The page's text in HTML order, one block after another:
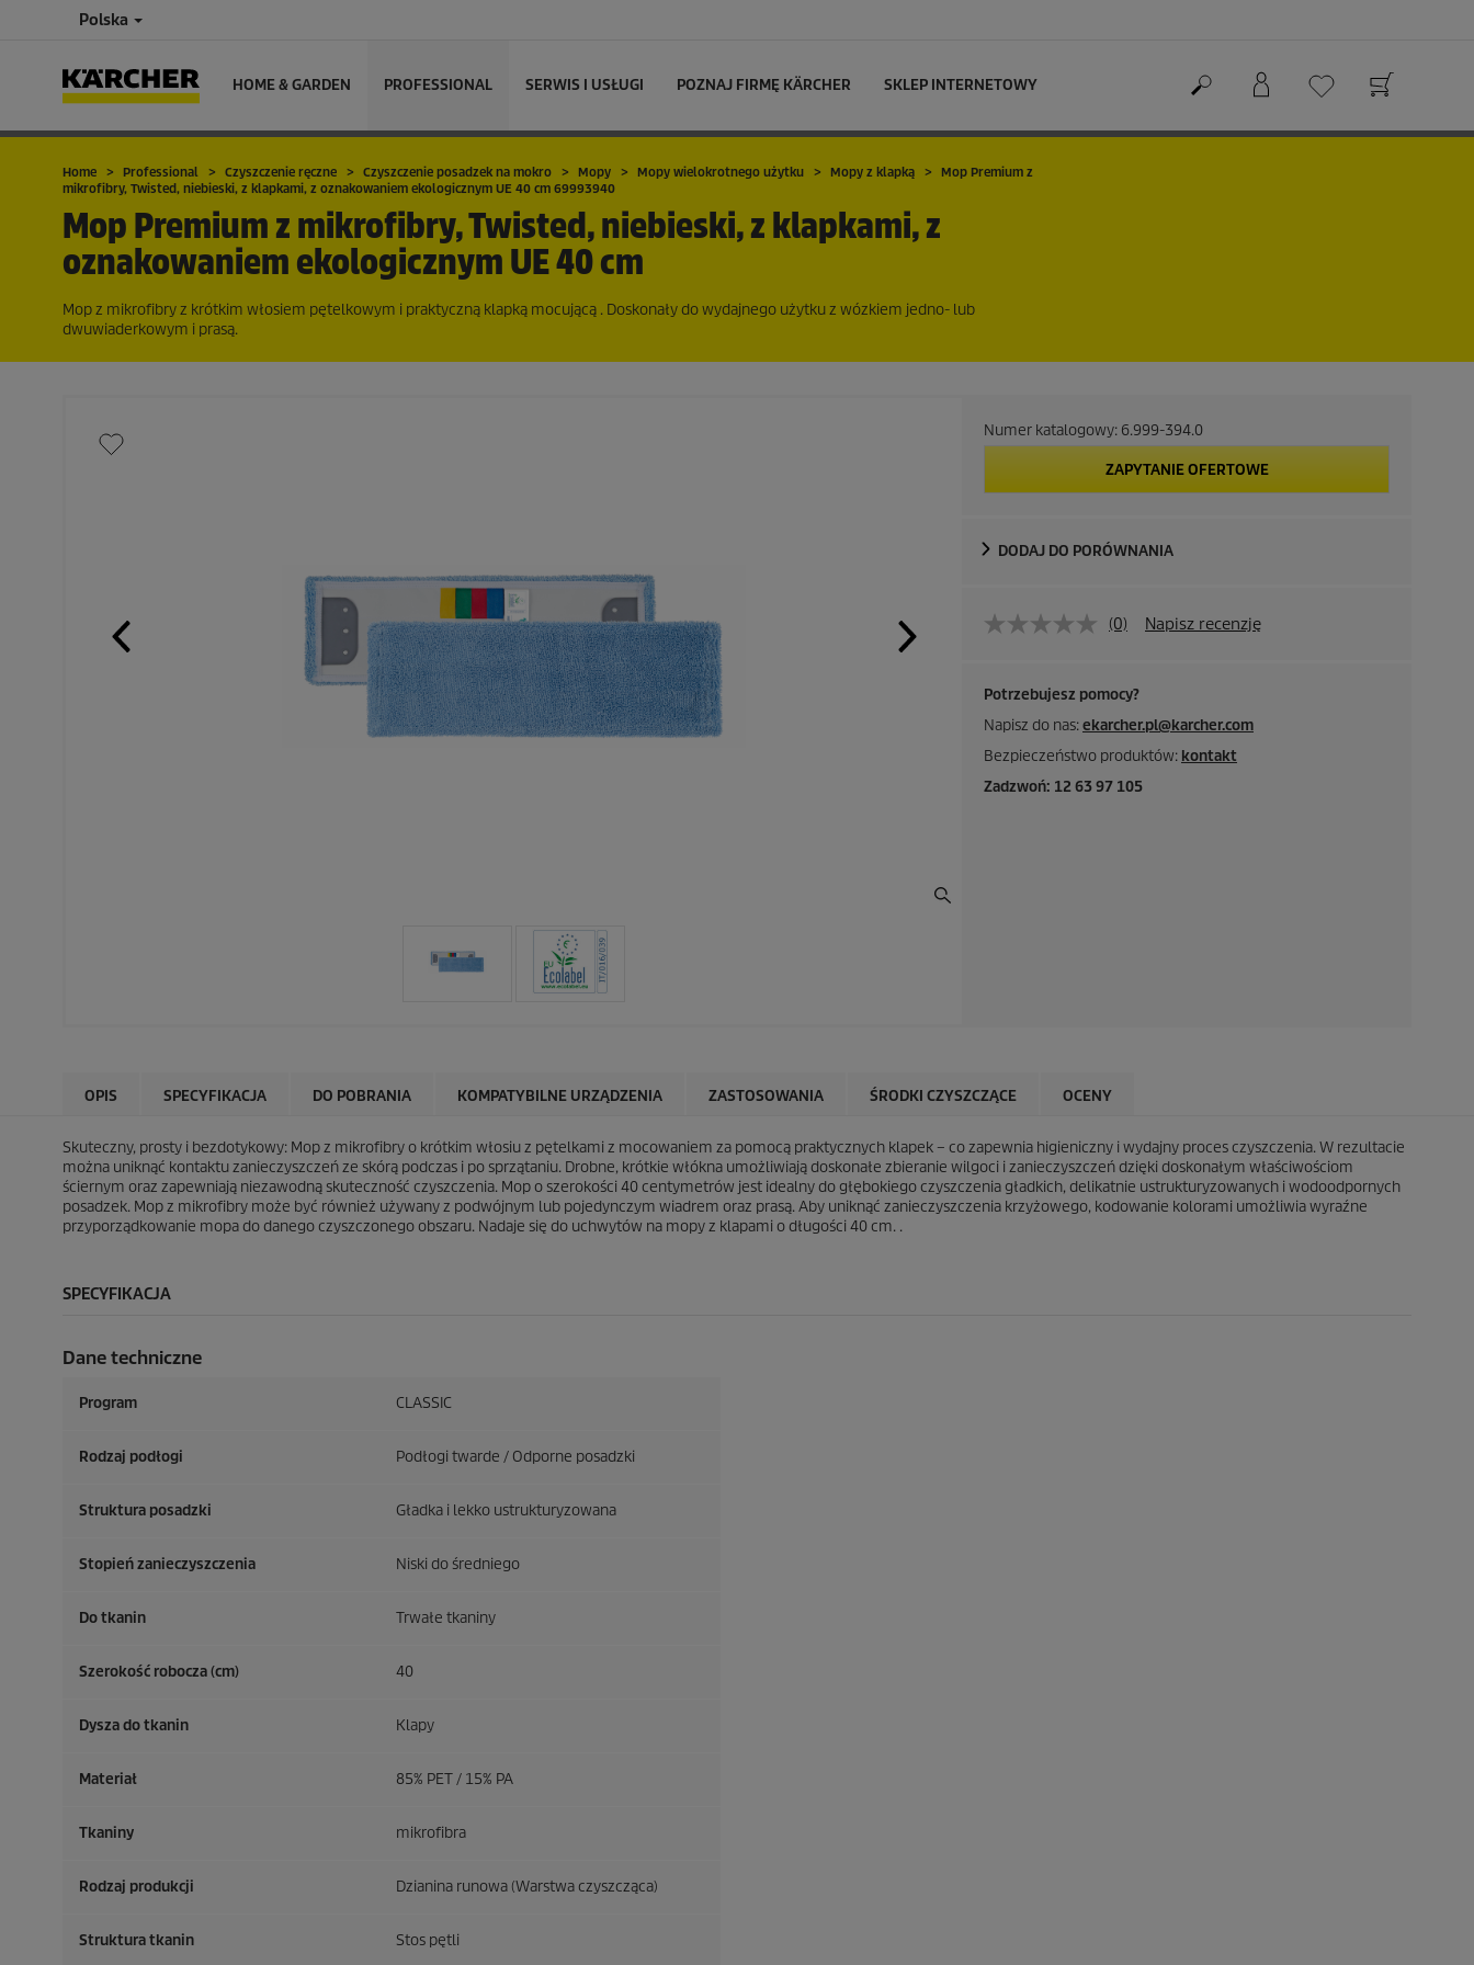
Polska
HOME & GARDEN PROFESSIONAL SERWIS I USŁUGI POZNAJ FIRMĘ KÄRCHER SKLEP INTERNETOWY
Home Professional Czyszczenie ręczne Czyszczenie posadzek na mokro Mopy Mopy wielokrotnego użytku Mopy z klapką
Mop Premium z
mikrofibry, Twisted, niebieski, z klapkami, z oznakowaniem ekologicznym UE 40 cm 69993940
Mop Premium z mikrofibry, Twisted, niebieski, z klapkami, z
oznakowaniem ekologicznym UE 40 cm
Mop z mikrofibry z krótkim włosiem pętelkowym i praktyczną klapką mocującą . Doskonały do wydajnego użytku z wózkiem jedno- lub
dwuwiaderkowym i prasą.
Numer katalogowy: 6.999-394.0
ZAPYTANIE OFERTOWE
DODAJ DO PORÓWNANIA
(0) Napisz recenzję
Potrzebujesz pomocy?
Napisz do nas:ekarcher.pl@karcher.com
Bezpieczeństwo produktów: kontakt
Zadzwoń: 12 63 97 105
OPIS SPECYFIKACJA DO POBRANIA KOMPATYBILNE URZĄDZENIA ZASTOSOWANIA ŚRODKI CZYSZCZĄCE OCENY
Skuteczny, prosty i bezdotykowy: Mop z mikrofibry o krótkim włosiu z pętelkami z mocowaniem za pomocą praktycznych klapek – co zapewnia higieniczny i wydajny proces czyszczenia. W rezultacie
można uniknąć kontaktu zanieczyszczeń ze skórą podczas i po sprzątaniu. Drobne, krótkie włókna umożliwiają doskonałe zbieranie wilgoci i zanieczyszczeń dzięki doskonałym właściwościom
ściernym oraz zapewniają niezawodną skuteczność czyszczenia. Mop o szerokości 40 centymetrów jest idealny do głębokiego czyszczenia gładkich, delikatnie ustrukturyzowanych i wodoodpornych
posadzek. Mop z mikrofibry może być również używany z podwójnym lub pojedynczym wiadrem oraz prasą. Aby uniknąć zanieczyszczenia krzyżowego, kodowanie kolorami umożliwia wyraźne
przyporządkowanie mopa do danego czyszczonego obszaru. Nadaje się do uchwytów na mopy z klapami o długości 40 cm. .
SPECYFIKACJA
Dane techniczne
Program CLASSIC
Rodzaj podłogi Podłogi twarde / Odporne posadzki
Struktura posadzki Gładka i lekko ustrukturyzowana
Stopień zanieczyszczenia Niski do średniego
Do tkanin Trwałe tkaniny
Szerokość robocza (cm) 40
Dysza do tkanin Klapy
Materiał 85% PET / 15% PA
Tkaniny mikrofibra
Rodzaj produkcji Dzianina runowa (Warstwa czyszcząca)
Struktura tkanin Stos pętli